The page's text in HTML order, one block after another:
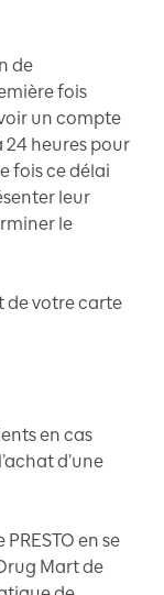
de
fois
un compte
24 heures pour
fois ce délai
leur
le
de votre carte
en cas
d’une
en se
Mart de